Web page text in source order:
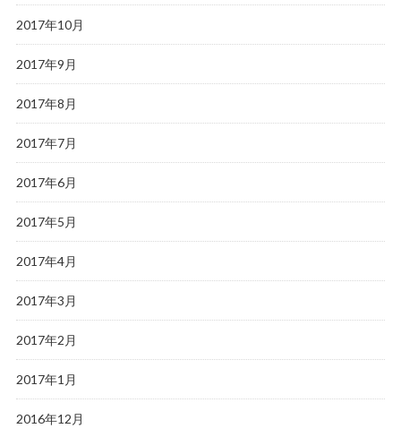
2017年10月
2017年9月
2017年8月
2017年7月
2017年6月
2017年5月
2017年4月
2017年3月
2017年2月
2017年1月
2016年12月